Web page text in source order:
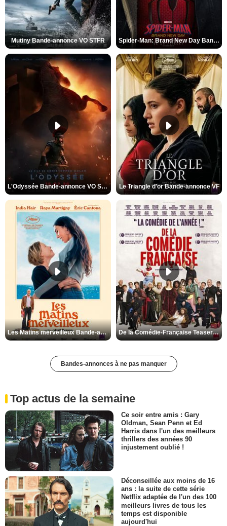
Mutiny Bande-annonce VO STFR Spider-Man: Brand New Day Bande-annonce VO STFR
L'Odyssée Bande-annonce VO STFR Le Triangle d'or Bande-annonce VF
Les Matins merveilleux Bande-annonce VF De la Comédie-Française Teaser VF
Bandes-annonces à ne pas manquer
Top actus de la semaine
Ce soir entre amis : Gary
Oldman, Sean Penn et Ed
Harris dans l'un des meilleurs
thrillers des années 90
injustement oublié !
Déconseillée aux moins de 16
ans : la suite de cette série
Netflix adaptée de l'un des 100
meilleurs livres de tous les
temps est disponible
aujourd'hui